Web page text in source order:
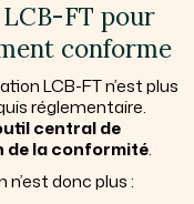
FT pour
conforme
LCB-FT n’est plus
réglementaire.
central de
de la conformité.
n’est donc plus :